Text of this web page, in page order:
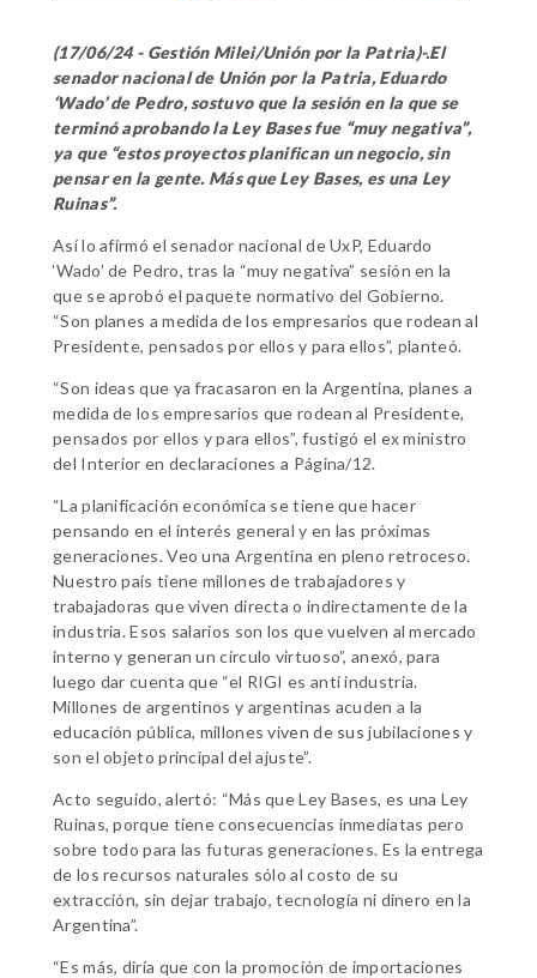
(17/06/24 - Gestión Milei/Unión por la Patria)-.El
senador nacional de Unión por la Patria, Eduardo
‘Wado’ de Pedro, sostuvo que la sesión en la que se
terminó aprobando la Ley Bases fue “muy negativa”,
ya que “estos proyectos planifican un negocio, sin
pensar en la gente. Más que Ley Bases, es una Ley
Ruinas”.
Así lo afirmó el senador nacional de UxP, Eduardo
‘Wado’ de Pedro, tras la “muy negativa” sesión en la
que se aprobó el paquete normativo del Gobierno.
“Son planes a medida de los empresarios que rodean al
Presidente, pensados por ellos y para ellos”, planteó.
“Son ideas que ya fracasaron en la Argentina, planes a
medida de los empresarios que rodean al Presidente,
pensados por ellos y para ellos”, fustigó el ex ministro
del Interior en declaraciones a Página/12.
“La planificación económica se tiene que hacer
pensando en el interés general y en las próximas
generaciones. Veo una Argentina en pleno retroceso.
Nuestro país tiene millones de trabajadores y
trabajadoras que viven directa o indirectamente de la
industria. Esos salarios son los que vuelven al mercado
interno y generan un círculo virtuoso”, anexó, para
luego dar cuenta que “el RIGI es anti industria.
Millones de argentinos y argentinas acuden a la
educación pública, millones viven de sus jubilaciones y
son el objeto principal del ajuste”.
Acto seguido, alertó: “Más que Ley Bases, es una Ley
Ruinas, porque tiene consecuencias inmediatas pero
sobre todo para las futuras generaciones. Es la entrega
de los recursos naturales sólo al costo de su
extracción, sin dejar trabajo, tecnología ni dinero en la
Argentina”.
“Es más, diría que con la promoción de importaciones